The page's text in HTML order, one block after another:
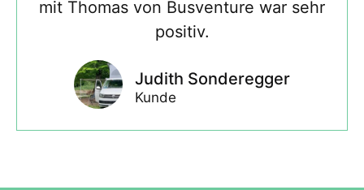
mit Thomas von Busventure war sehr
positiv.
Judith Sonderegger
Kunde